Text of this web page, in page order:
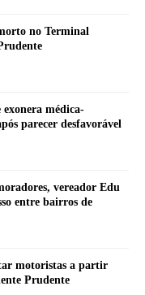
no Terminal
médica-
parecer desfavorável
vereador Edu
entre bairros de
motoristas a partir
Prudente